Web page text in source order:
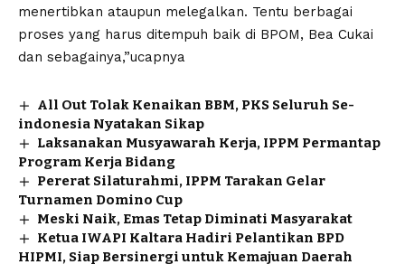
menertibkan ataupun melegalkan. Tentu berbagai
proses yang harus ditempuh baik di BPOM, Bea Cukai
dan sebagainya,”ucapnya
All Out Tolak Kenaikan BBM, PKS Seluruh Se-
indonesia Nyatakan Sikap
Laksanakan Musyawarah Kerja, IPPM Permantap
Program Kerja Bidang
Pererat Silaturahmi, IPPM Tarakan Gelar
Turnamen Domino Cup
Meski Naik, Emas Tetap Diminati Masyarakat
Ketua IWAPI Kaltara Hadiri Pelantikan BPD
HIPMI, Siap Bersinergi untuk Kemajuan Daerah